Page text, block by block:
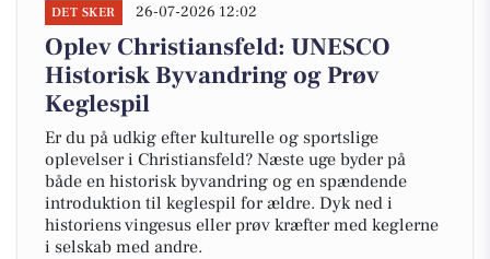
DET SKER 26-07-2026 12:02
Oplev Christiansfeld: UNESCO
Historisk Byvandring og Prøv
Keglespil
Er du på udkig efter kulturelle og sportslige
oplevelser i Christiansfeld? Næste uge byder på
både en historisk byvandring og en spændende
introduktion til keglespil for ældre. Dyk ned i
historiens vingesus eller prøv kræfter med keglerne
i selskab med andre.